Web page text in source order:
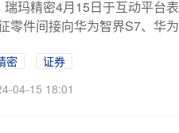
玛精密4月15日于互动平台
零件间接向华为智界S7、华
密
证券
04-15 18:01